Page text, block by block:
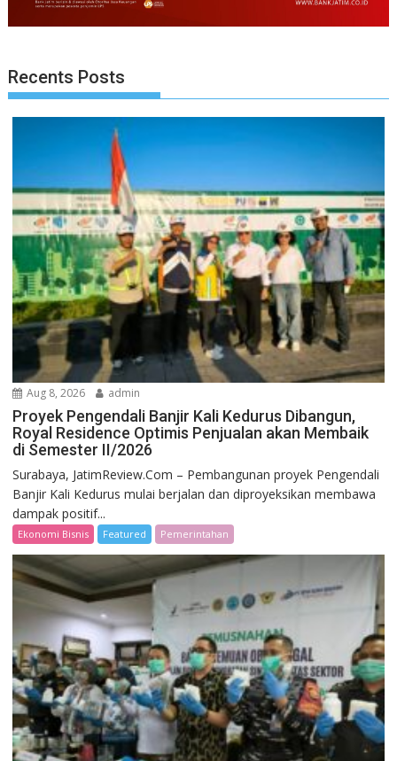
Recents Posts
Aug 8, 2026 admin
Proyek Pengendali Banjir Kali Kedurus Dibangun,
Royal Residence Optimis Penjualan akan Membaik
di Semester II/2026
Surabaya, JatimReview.Com – Pembangunan proyek Pengendali
Banjir Kali Kedurus mulai berjalan dan diproyeksikan membawa
dampak positif...
Ekonomi Bisnis Featured Pemerintahan